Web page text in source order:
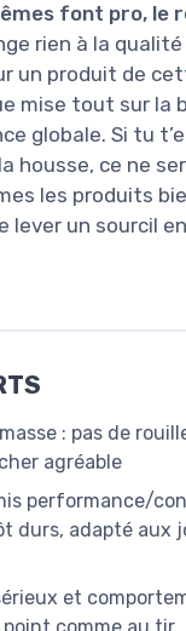
font pro, le
rien à la
un produit de
mise tout sur la
globale. Si tu
housse, ce ne
les produits
lever un sourcil
: pas de
agréable
performance/
durs, adapté aux
et